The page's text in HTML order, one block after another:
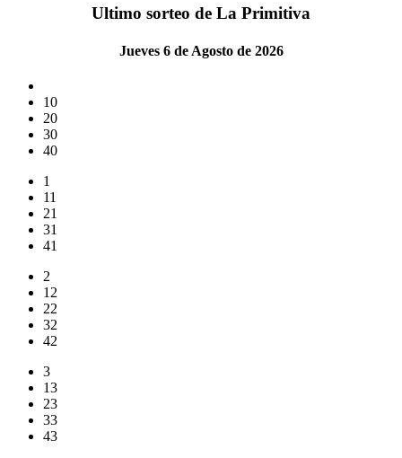
Ultimo sorteo de La Primitiva
Jueves 6 de Agosto de 2026
10
20
30
40
1
11
21
31
41
2
12
22
32
42
3
13
23
33
43